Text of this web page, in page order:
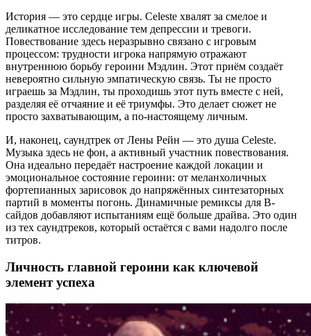
История — это сердце игры. Celeste хвалят за смелое и
деликатное исследование тем депрессии и тревоги.
Повествование здесь неразрывно связано с игровым
процессом: трудности игрока напрямую отражают
внутреннюю борьбу героини Мэдлин. Этот приём создаёт
невероятно сильную эмпатическую связь. Ты не просто
играешь за Мэдлин, ты проходишь этот путь вместе с ней,
разделяя её отчаяние и её триумфы. Это делает сюжет не
просто захватывающим, а по-настоящему личным.
И, наконец, саундтрек от Лены Рейн — это душа Celeste.
Музыка здесь не фон, а активный участник повествования.
Она идеально передаёт настроение каждой локации и
эмоциональное состояние героини: от меланхоличных
фортепианных зарисовок до напряжённых синтезаторных
партий в моменты погонь. Динамичные ремиксы для B-
сайдов добавляют испытаниям ещё больше драйва. Это один
из тех саундтреков, который остаётся с вами надолго после
титров.
Личность главной героини как ключевой
элемент успеха